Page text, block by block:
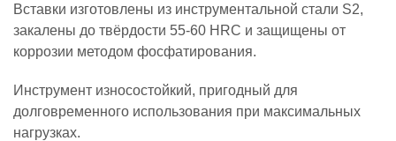
Вставки изготовлены из инструментальной стали S2,
закалены до твёрдости 55-60 HRC и защищены от
коррозии методом фосфатирования.
Инструмент износостойкий, пригодный для
долговременного использования при максимальных
нагрузках.